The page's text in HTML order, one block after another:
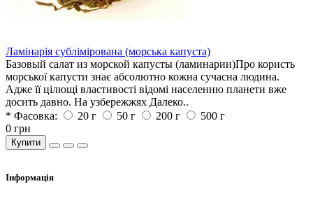
Ламінарія сублімірована (морська капуста)
Базовый салат из морской капусты (ламинарии)Про користь
морської капусти знає абсолютно кожна сучасна людина.
Адже її цілющі властивості відомі населенню планети вже
досить давно. На узбережжях Далеко..
* Фасовка:
20 г 50 г 200 г
500 г
0 грн
Купити
Iнформація